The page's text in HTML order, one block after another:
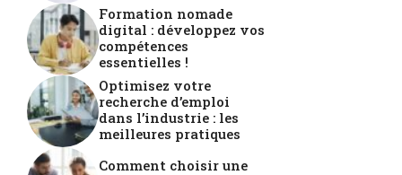
Formation nomade
digital : développez vos
compétences
essentielles !
Optimisez votre
recherche d’emploi
dans l’industrie : les
meilleures pratiques
Comment choisir une